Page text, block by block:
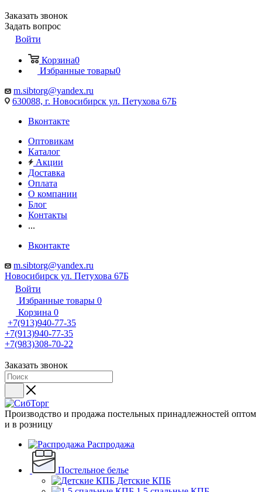
Заказать звонок
Задать вопрос
Войти
Корзина0
Избранные товары0
m.sibtorg@yandex.ru
630088, г. Новосибирск ул. Петухова 67Б
Вконтакте
Оптовикам
Каталог
Акции
Доставка
Оплата
О компании
Блог
Контакты
...
Вконтакте
m.sibtorg@yandex.ru
Новосибирск ул. Петухова 67Б
Войти
Избранные товары 0
Корзина 0
+7(913)940-77-35
+7(913)940-77-35
+7(983)308-70-22
Заказать звонок
Производство и продажа постельных принадлежностей оптом
и в розницу
Распродажа
Постельное белье
Детские КПБ